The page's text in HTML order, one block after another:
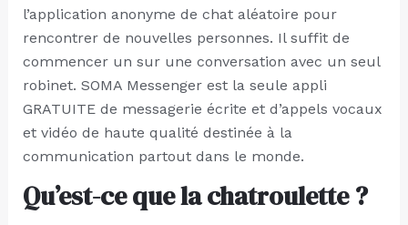
l’application anonyme de chat aléatoire pour
rencontrer de nouvelles personnes. Il suffit de
commencer un sur une conversation avec un seul
robinet. SOMA Messenger est la seule appli
GRATUITE de messagerie écrite et d’appels vocaux
et vidéo de haute qualité destinée à la
communication partout dans le monde.
Qu’est-ce que la chatroulette ?